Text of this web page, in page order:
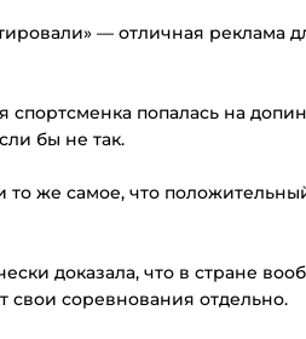
— отличная реклама
спортсменка попалась на
бы не так.
же самое, что
доказала, что в стране
свои соревнования отдельно.